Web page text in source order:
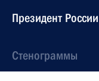
Президент России
Стенограммы